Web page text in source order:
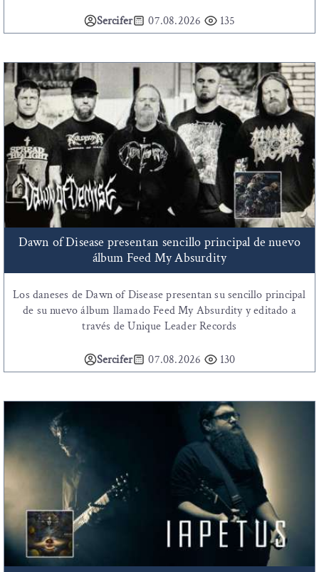
Sercifer 07.08.2026 135
Dawn of Disease presentan sencillo principal de nuevo
álbum Feed My Absurdity
Los daneses de Dawn of Disease presentan su sencillo principal
de su nuevo álbum llamado Feed My Absurdity y editado a
través de Unique Leader Records
Sercifer 07.08.2026 130